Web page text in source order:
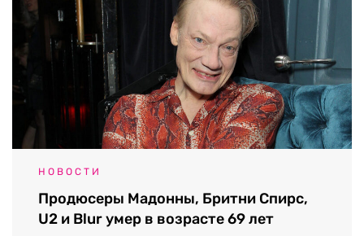
НОВОСТИ
Продюсеры Мадонны, Бритни Спирс,
U2 и Blur умер в возрасте 69 лет